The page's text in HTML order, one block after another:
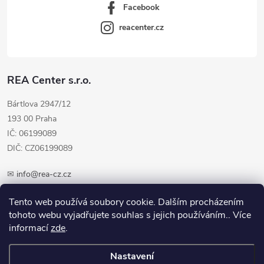
Tento web používá soubory cookie. Dalším procházením
tohoto webu vyjadřujete souhlas s jejich používáním.. Více
informacízde.
Nastavení
REA Center s.r.o.
Bártlova 2947/12
193 00 Praha
IČ: 06199089
DIČ: CZ06199089
✉ info@rea-cz.cz
Facebook
reacenter.cz